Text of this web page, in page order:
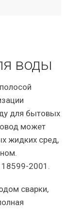
воды
для бытовых
может
жидких сред,
18599-2001.
сварки,